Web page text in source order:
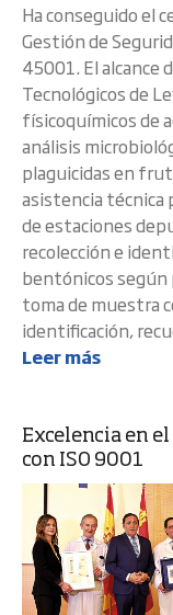
Ha conseguido el
Gestión de
45001. El alcance
Tecnológicos de
físicoquímicos de
análisis
plaguicidas en
asistencia técnica
de estaciones
recolección e
bentónicos según
toma de muestra
identificación,
Leer más
Excelencia en
con ISO 9001